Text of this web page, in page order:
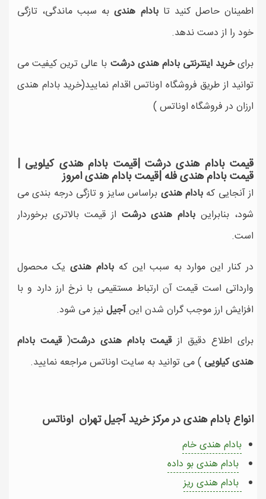
اطمینان حاصل کنید تابادام هندیبه سبب ماندگی، تازگی
خود را از دست ندهد.
برایخرید اینترنتی بادام هندی درشت با عالی ترین کیفیت می
توانید از طریق فروشگاه اوناتس اقدام نمایید(خرید بادام هندی
ارزان در فروشگاه اوناتس )
قیمت بادام هندی درشت |قیمت بادام هندی کیلویی |
قیمت بادام هندی فله |قیمت بادام هندی امروز
از آنجایی که بادام هندی براساس سایز و تازگی درجه بندی می
شود، بنابراینبادام هندی درشت از قیمت بالاتری برخوردار
است.
در کنار این موارد به سبب این که بادام هندی یک محصول
وارداتی است قیمت آن ارتباط مستقیمی با نرخ ارز دارد و با
افزایش ارز موجب گران شدن اینآجیلنیز می شود.
برای اطلاع دقیق ازقیمت بادام هندی درشت( قیمت بادام
هندی کیلویی ) می توانید به سایت اوناتس مراجعه نمایید.
انواع بادام هندی در مرکز خرید آجیل تهران اوناتس
بادام هندی خام
بادام هندی بو داده
بادام هندی ریز